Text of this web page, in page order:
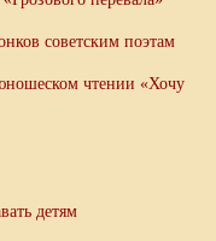
советским поэтам
чтении «Хочу
детям